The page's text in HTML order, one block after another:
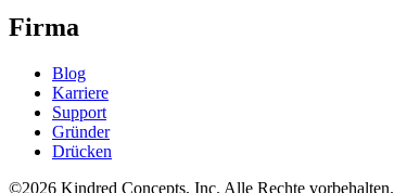
Firma
Blog
Karriere
Support
Gründer
Drücken
©2026 Kindred Concepts, Inc. Alle Rechte vorbehalten.